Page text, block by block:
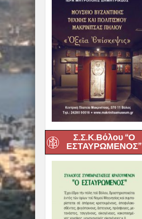
Σ.Σ.Κ.Βόλου “Ο
ΕΣΤΑΥΡΩΜΕΝΟΣ”